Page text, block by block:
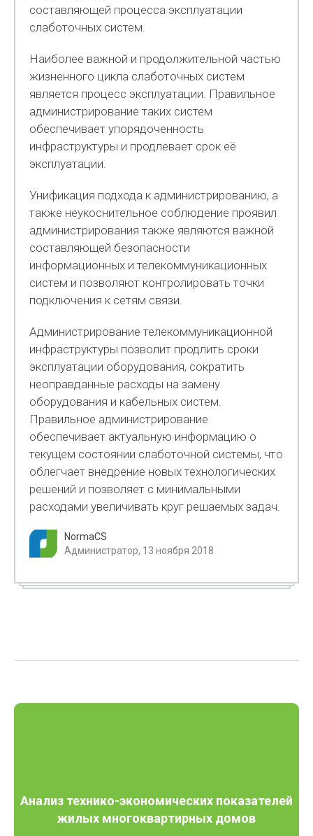
составляющей процесса эксплуатации
слаботочных систем.
Наиболее важной и продолжительной частью
жизненного цикла слаботочных систем
является процесс эксплуатации. Правильное
администрирование таких систем
обеспечивает упорядоченность
инфраструктуры и продлевает срок её
эксплуатации.
Унификация подхода к администрированию, а
также неукоснительное соблюдение проявил
администрирования также являются важной
составляющей безопасности
информационных и телекоммуникационных
систем и позволяют контролировать точки
подключения к сетям связи.
Администрирование телекоммуникационной
инфраструктуры позволит продлить сроки
эксплуатации оборудования, сократить
неоправданные расходы на замену
оборудования и кабельных систем.
Правильное администрирование
обеспечивает актуальную информацию о
текущем состоянии слаботочной системы, что
облегчает внедрение новых технологических
решений и позволяет с минимальными
расходами увеличивать круг решаемых задач.
NormaCS
Администратор, 13 ноября 2018
Анализ технико-экономических показателей
жилых многоквартирных домов